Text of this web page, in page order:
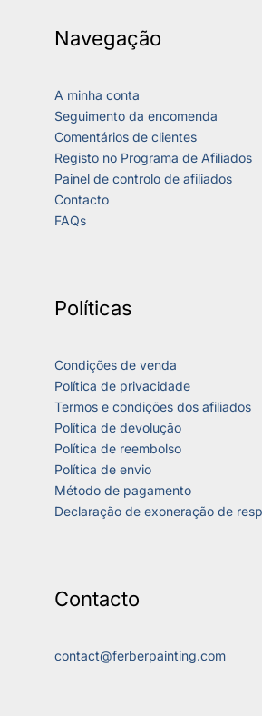
Navegação
A minha conta
Seguimento da encomenda
Comentários de clientes
Registo no Programa de Afiliados
Painel de controlo de afiliados
Contacto
FAQs
Políticas
Condições de venda
Política de privacidade
Termos e condições dos afiliados
Política de devolução
Política de reembolso
Política de envio
Método de pagamento
Declaração de exoneração de
Contacto
contact@ferberpainting.com